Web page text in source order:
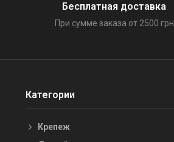
Бесплатная доставка
При сумме заказа от 2500 грн
Категории
Крепеж